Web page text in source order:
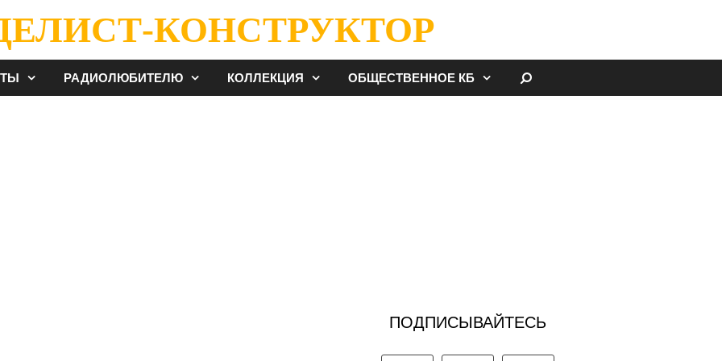
КОНСТРУКТОР
РАДИОЛЮБИТЕЛЮ КОЛЛЕКЦИЯ ОБЩЕСТВЕННОЕ КБ
ПОДПИСЫВАЙТЕСЬ